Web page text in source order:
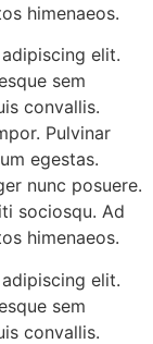
himenaeos.
elit.
sem
convallis.
Pulvinar
egestas.
nunc posuere.
sociosqu. Ad
himenaeos.
elit.
sem
convallis.